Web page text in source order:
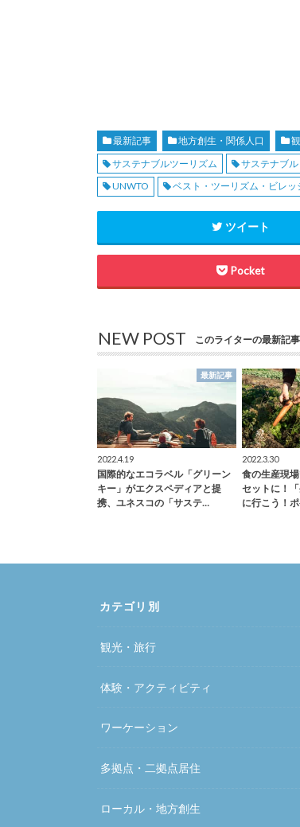
最新記事 地方創生・関係人口
サステナブルツーリズム
サステナブル
UNWTO
ベスト・ツーリズム・ビレッ
ツイート
Pocket
NEW POST このライターの最新記事
最新記事
2022.4.19
国際的なエコラベル「グリーン
キー」がエクスペディアと提
携、ユネスコの「サステ…
2022.3.30
食の生産現
セットに！
に行こう！
カテゴリ別
観光・旅行
体験・アクティビティ
ワーケーション
多拠点・二拠点居住
ローカル・地方創生